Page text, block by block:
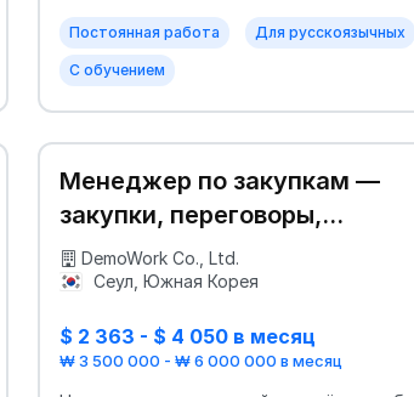
Постоянная работа Для русскоязычных
С обучением
Менеджер по закупкам —
закупки, переговоры,
оптимизация
DemoWork Co., Ltd.
Сеул, Южная Корея
$ 2 363 - $ 4 050 в месяц
₩ 3 500 000 - ₩ 6 000 000 в месяц